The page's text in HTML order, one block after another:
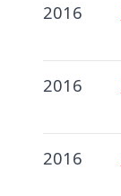
2016
2016
2016